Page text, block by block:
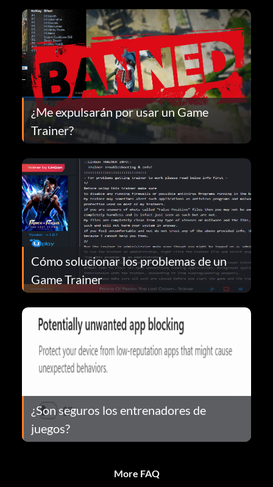
¿Me expulsarán por usar un Game
Trainer?
Cómo solucionar los problemas de un
Game Trainer
¿Son seguros los entrenadores de
juegos?
More FAQ